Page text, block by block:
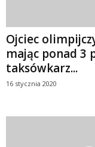
Ojciec
mając ponad 3
taksówkarz...
16 stycznia 2020